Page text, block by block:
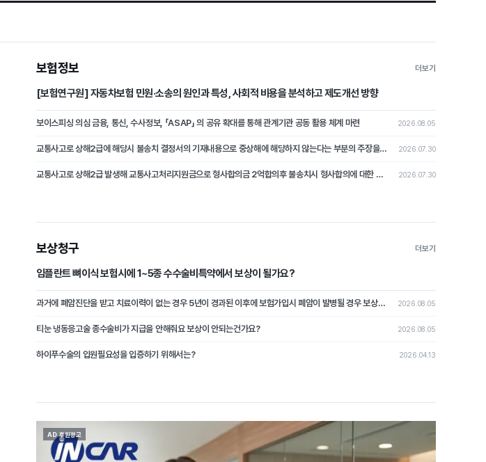
보험정보 더보기
[보험연구원] 자동차보험 민원·소송의 원인과 특성, 사회적 비용을 분석하고 제도개선 방향
보이스피싱 의심 금융, 통신, 수사정보, 「ASAP」 의 공유 확대를 통해 관계기관 공동 활용 체계 마련 2026.08.05
교통사고로 상해2급에 해당시 불송치 결정서의 기재내용으로 중상해에 해당하지 않는다는 부분의 주장을 철회하고 형사합의로 본 분쟁조정사례[제2026-4호] 2026.07.30
교통사고로 상해2급 발생해 교통사고처리지원금으로 형사합의금 2억합의후 불송치시 형사합의에 대한 쟁점 논쟁이 된 분쟁조정사례 [제2026-3호] 2026.07.30
보상청구 더보기
임플란트 뼈이식 보험시에 1~5종 수수술비특약에서 보상이 될가요?
과거에 폐암진단을 받고 치료이력이 없는 경우 5년이 경과된 이후에 보험가입시 폐암이 발병될 경우 보상이 가능할가요? 2026.08.05
티눈 냉동응고술 종수술비가 지급을 안해줘요 보상이 안되는건가요? 2026.08.05
하이푸수술의 입원필요성을 입증하기 위해서는? 2026.04.13
AD 후원광고